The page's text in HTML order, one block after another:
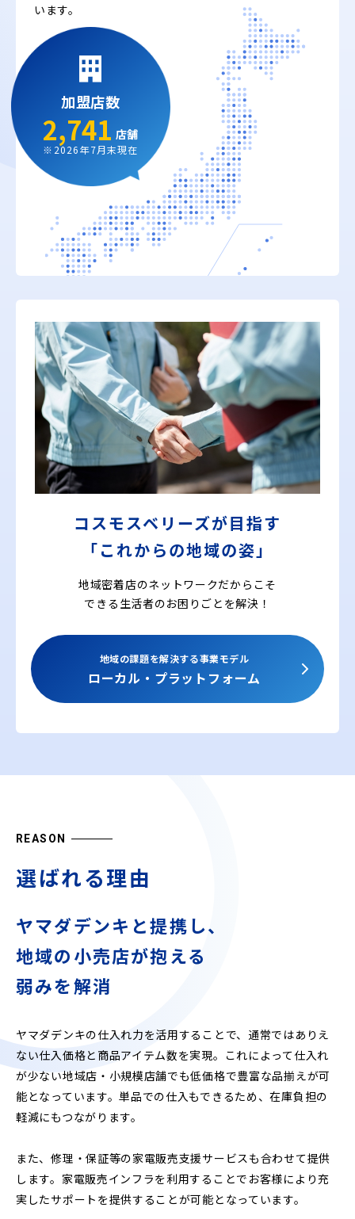
います。
加盟店数
2,741 店舗
※2026年7月末現在
コスモスベリーズが目指す
「これからの地域の姿」
地域密着店のネットワークだからこそ
できる 生活者のお困りごとを解決！
地域の課題を解決する事業モデル
ローカル・プラットフォーム
REASON
選ばれる理由
ヤマダデンキと提携し、
地域の小売店が抱える
弱みを解消
ヤマダデンキの仕入れ力を活用することで、通常ではありえ
ない仕入価格と商品アイテム数を実現。これによって仕入れ
が少ない地域店・小規模店舗でも低価格で豊富な品揃えが可
能となっています。単品での仕入もできるため、在庫負担の
軽減にもつながります。
また、修理・保証等の家電販売支援サービスも合わせて提供
します。家電販売インフラを利用することでお客様により充
実したサポートを提供することが可能となっています。